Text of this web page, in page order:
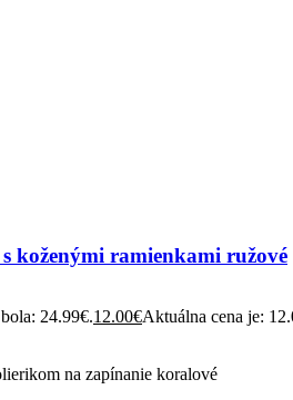
koženými ramienkami ružové
24.99€.12.00€Aktuálna cena je: